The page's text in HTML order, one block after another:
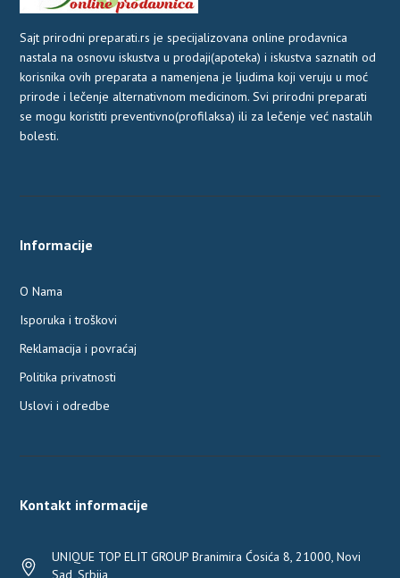
Sajt prirodni preparati.rs je specijalizovana online prodavnica
nastala na osnovu iskustva u prodaji(apoteka) i iskustva saznatih od
korisnika ovih preparata a namenjena je ljudima koji veruju u moć
prirode i lečenje alternativnom medicinom. Svi prirodni preparati
se mogu koristiti preventivno(profilaksa) ili za lečenje već nastalih
bolesti.
Informacije
O Nama
Isporuka i troškovi
Reklamacija i povraćaj
Politika privatnosti
Uslovi i odredbe
Kontakt informacije
UNIQUE TOP ELIT GROUP Branimira Ćosića 8, 21000, Novi
Sad, Srbija